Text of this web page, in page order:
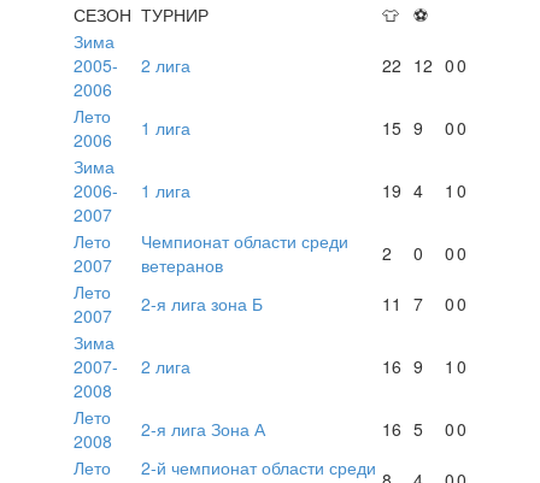
СЕЗОН ТУРНИР 👕 ⚽
Зима
2005-
2006
2 лига 22 12 00
Лето
2006
1 лига 15 9 00
Зима
2006-
2007
1 лига 19 4 1 0
Лето
2007
Чемпионат области среди
ветеранов
2 0 00
Лето
2007
2-я лига зона Б 11 7 00
Зима
2007-
2008
2 лига 16 9 1 0
Лето
2008
2-я лига Зона А 16 5 00
Лето
2-й чемпионат области среди